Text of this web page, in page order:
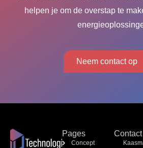
helpen je om de overstap te
Neem contact op
Pages
Concept
Contact